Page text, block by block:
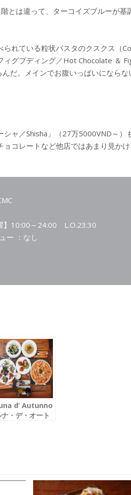
とは違って、ターコイズブルーが基
れている粒状パスタのクスクス（
グプディング／Hot Chocolate ＆
だ。メインでお腹いっぱいにならな
ャ／Shisha」（27万5000VND～）
コレートなど他店ではあまり見か
】10:00～24:00 L.O.23:30
ー ：なし
d’ Autunno
・デ・オート